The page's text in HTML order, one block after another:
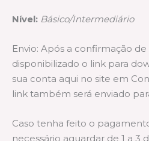
Nível: Básico/Intermediário
Envio: Após a confirmação
disponibilizado o link para
sua conta aqui no site em
link também será enviado
Caso tenha feito o
necessário aguardar de 1 a 3